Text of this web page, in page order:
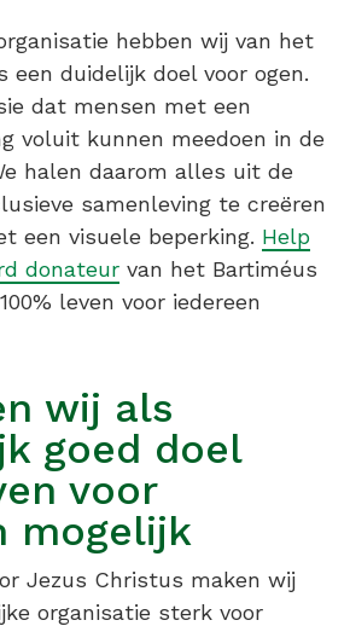
hebben wij van het
een duidelijk doel voor ogen.
dat mensen met een
voluit kunnen meedoen in de
halen daarom alles uit de
samenleving te creëren
een visuele beperking. Help
donateur van het Bartiméus
leven voor iedereen
wij als
goed doel
voor
mogelijk
Jezus Christus maken wij
organisatie sterk voor